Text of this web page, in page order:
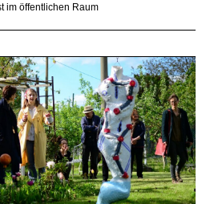
im öffentlichen Raum